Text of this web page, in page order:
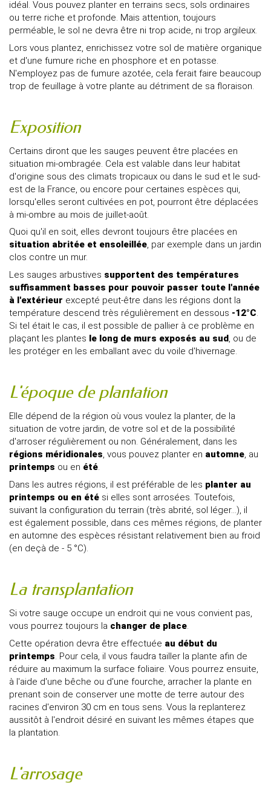
idéal. Vous pouvez planter en terrains secs, sols ordinaires
ou terre riche et profonde. Mais attention, toujours
perméable, le sol ne devra être ni trop acide, ni trop argileux.
Lors vous plantez, enrichissez votre sol de matière organique
et d'une fumure riche en phosphore et en potasse.
N'employez pas de fumure azotée, cela ferait faire beaucoup
trop de feuillage à votre plante au détriment de sa floraison.
Exposition
Certains diront que les sauges peuvent être placées en
situation mi-ombragée. Cela est valable dans leur habitat
d'origine sous des climats tropicaux ou dans le sud et le sud-
est de la France, ou encore pour certaines espèces qui,
lorsqu'elles seront cultivées en pot, pourront être déplacées
à mi-ombre au mois de juillet-août.
Quoi qu'il en soit, elles devront toujours être placées en
situation abritée et ensoleillée, par exemple dans un jardin
clos contre un mur.
Les sauges arbustives supportent des températures
suffisamment basses pour pouvoir passer toute l'année
à l'extérieur excepté peut-être dans les régions dont la
température descend très régulièrement en dessous -12°C.
Si tel était le cas, il est possible de pallier à ce problème en
plaçant les plantes le long de murs exposés au sud, ou de
les protéger en les emballant avec du voile d'hivernage.
L'époque de plantation
Elle dépend de la région où vous voulez la planter, de la
situation de votre jardin, de votre sol et de la possibilité
d'arroser régulièrement ou non. Généralement, dans les
régions méridionales, vous pouvez planter en automne, au
printemps ou en été.
Dans les autres régions, il est préférable de les planter au
printemps ou en été si elles sont arrosées. Toutefois,
suivant la configuration du terrain (très abrité, sol léger...), il
est également possible, dans ces mêmes régions, de planter
en automne des espèces résistant relativement bien au froid
(en deçà de - 5 °C).
La transplantation
Si votre sauge occupe un endroit qui ne vous convient pas,
vous pourrez toujours la changer de place.
Cette opération devra être effectuée au début du
printemps . Pour cela, il vous faudra tailler la plante afin de
réduire au maximum la surface foliaire. Vous pourrez ensuite,
à l'aide d'une bêche ou d'une fourche, arracher la plante en
prenant soin de conserver une motte de terre autour des
racines d'environ 30 cm en tous sens. Vous la replanterez
aussitôt à l'endroit désiré en suivant les mêmes étapes que
la plantation.
L'arrosage